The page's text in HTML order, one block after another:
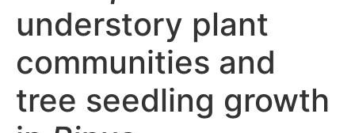
understory plant
communities and
tree seedling growth